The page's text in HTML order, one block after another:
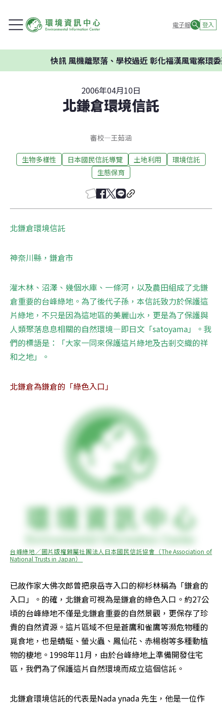
電子報 登入
快訊風機離聚落、學校過近 彰化福漢風電案環委建
2006年04月10日
北鎌倉環境信託
審校—王茹涵
生物多樣性 日本國民信託導覽 土地利用
環境信託
生態保育
北鎌倉環境信託
神奈川縣，鎌倉市
灌木林、沼澤、幾個水庫、一條河，以及農田組成了北鎌
倉重要的台峰綠地。為了後代子孫，本信託致力於保護這
片綠地，不只是因為這地區的美麗山水，更是為了保護與
人類聚落息息相關的自然環境—即日文「satoyama」。我
們的標語是：「大家一同來保護這片綠地及古剎交織的祥
和之地」。
北鎌倉為鎌倉的「綠色入口」
台峰綠地／圖片版權歸屬社團法人日本國民信託協會（The Association of
National Trusts in Japan）
已故作家大佛次郎曾把泉岳寺入口的柳杉林稱為「鎌倉的
入口」。的確，北鎌倉可視為是鎌倉的綠色入口。約27公
頃的台峰綠地不僅是北鎌倉重要的自然景觀，更保存了珍
貴的自然資源。這片區域不但是蒼鷹和雀鷹等瀕危物種的
覓食地，也是蜻蜓、螢火蟲、鳳仙花、赤楊樹等多種動植
物的棲地。1998年11月，由於台峰綠地上準備開發住宅
區，我們為了保護這片自然環境而成立這個信託。
北鎌倉環境信託的代表是Nada ynada 先生，他是一位作